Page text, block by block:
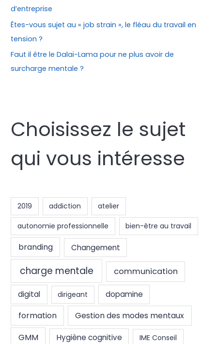
d’entreprise
Êtes-vous sujet au « job strain », le fléau du travail en
tension ?
Faut il être le Dalaï-Lama pour ne plus avoir de
surcharge mentale ?
Choisissez le sujet
qui vous intéresse
2019 addiction atelier
autonomie professionnelle bien-être au travail
branding Changement
charge mentale communication
digital dirigeant dopamine
formation
Gestion des modes mentaux
GMM
Hygiène cognitive IME Conseil